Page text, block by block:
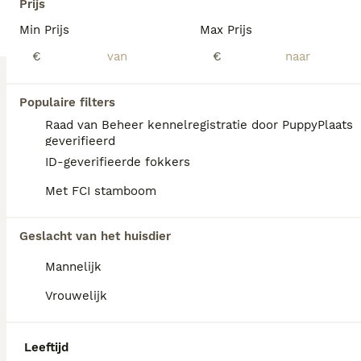
Prijs
Min Prijs
€
Max Prijs
€
Populaire filters
Raad van Beheer kennelregistratie door PuppyPlaats
geverifieerd
ID-geverifieerde fokkers
Met FCI stamboom
Geslacht van het huisdier
Mannelijk
Vrouwelijk
Leeftijd
13 weken
Leeftijd Prijs
Id Geverifieerd
Schijndel (29.8km)